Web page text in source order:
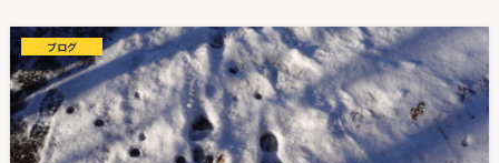
ブログ